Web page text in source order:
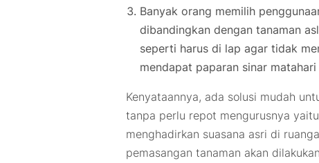
Banyak orang memilih
dibandingkan dengan tanaman
seperti harus di lap agar tidak
mendapat paparan sinar
Kenyataannya, ada solusi mudah
tanpa perlu repot mengurusnya
menghadirkan suasana asri di
pemasangan tanaman akan